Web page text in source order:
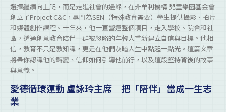
選擇繼續向上爬，而是走進社會的邊緣，在非牟利機構 兒童樂園基金會
創立了Project C&C，專門為SEN（特殊教育需要）學生提供攝影、拍片
和媒體創作課程。十年來，他一直營運整個項目，走入學校、院舍和社
區，透過創意教育陪伴一群被忽略的年輕人重新建立自信與目標。他相
信，教育不只是教知識，更是在他們灰暗人生中點起一點光。這篇文章
將帶你認識他的轉變、信仰如何引導他前行，以及這段堅持背後的故事
與意義。
愛德循環運動 盧詠玲主席｜把「陪伴」當成一生志
業